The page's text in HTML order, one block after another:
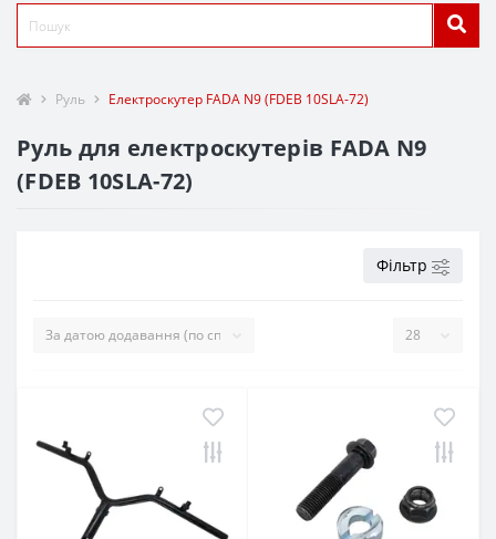
Руль Електроскутер FADA N9 (FDEB 10SLA-72)
Руль для електроскутерів FADA N9
(FDEB 10SLA-72)
Фільтр